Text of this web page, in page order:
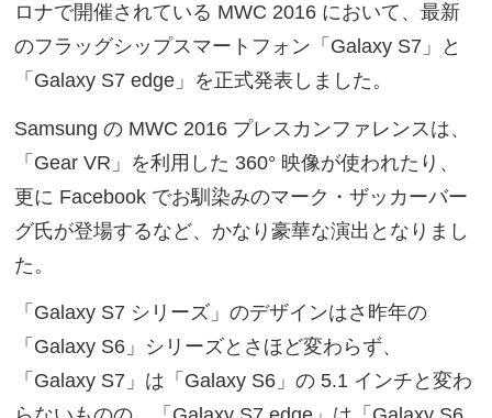
ロナで開催されている MWC 2016 において、最新
のフラッグシップスマートフォン「Galaxy S7」と
「Galaxy S7 edge」を正式発表しました。
Samsung の MWC 2016 プレスカンファレンスは、
「Gear VR」を利用した 360° 映像が使われたり、
更に Facebook でお馴染みのマーク・ザッカーバー
グ氏が登場するなど、かなり豪華な演出となりまし
た。
「Galaxy S7 シリーズ」のデザインはさ昨年の
「Galaxy S6」シリーズとさほど変わらず、
「Galaxy S7」は「Galaxy S6」の 5.1 インチと変わ